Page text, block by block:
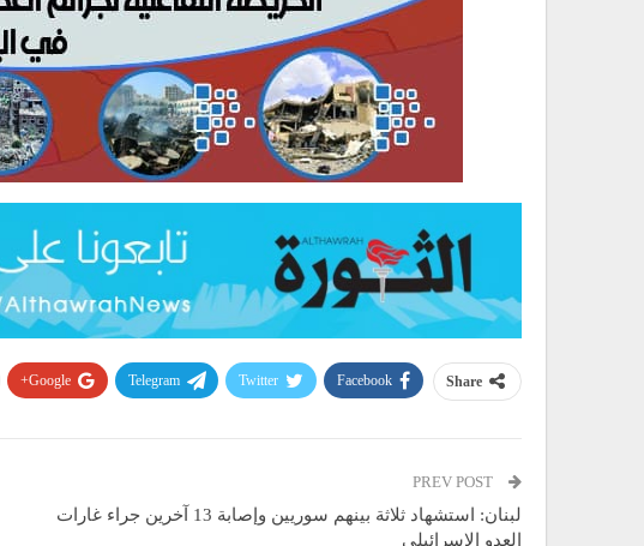
Share
Facebook
Twitter
Telegram
Google+
لبنان: استشهاد ثلاثة بينهم سوريين وإصابة 13 آخرين جراء غارات
العدو الإسرائيلي